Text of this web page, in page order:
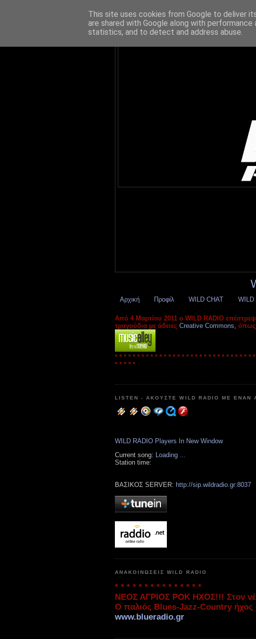
Αρχική Προφίλ WILD CHAT WILD
Από 4 Μαρτίου 2011 ο WILD RADIO
τραγούδια με άδειες Creative Commons όπως
* * * * * * * * * * * * * * * * * * * * * * * * * * * * * * *
* * * * *
LISTEN - ΑΚΟΥΣΤΕ WILD RADIO ΜΕ ΕΝΑΝ
WILD RADIO Players In New Window
Current song: Loading ...
Station time:
ΒΑΣΙΚΟΣ SERVER: http://sip.wildradio.gr:8037
ΑΝΑΚΟΙΝΩΣΕΙΣ WILD RADIO
* * * * * * * * * * * * * * *
ΝΕΟΣ ΑΓΡΙΟΣ ΡΟΚ ΗΧΟΣ!!! Στον
Ο παλιός Blues-Jazz-Country ήχος
www.blueradio.gr
This site uses cookies from Google to deliver
are shared with Google along with
statistics, and to detect and address abuse.